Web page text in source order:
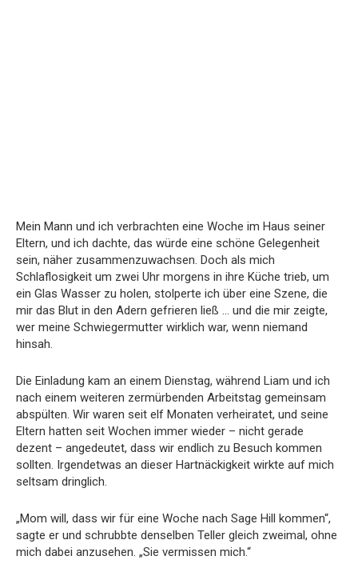
Mein Mann und ich verbrachten eine Woche im Haus seiner
Eltern, und ich dachte, das würde eine schöne Gelegenheit
sein, näher zusammenzuwachsen. Doch als mich
Schlaflosigkeit um zwei Uhr morgens in ihre Küche trieb, um
ein Glas Wasser zu holen, stolperte ich über eine Szene, die
mir das Blut in den Adern gefrieren ließ … und die mir zeigte,
wer meine Schwiegermutter wirklich war, wenn niemand
hinsah.
Die Einladung kam an einem Dienstag, während Liam und ich
nach einem weiteren zermürbenden Arbeitstag gemeinsam
abspülten. Wir waren seit elf Monaten verheiratet, und seine
Eltern hatten seit Wochen immer wieder – nicht gerade
dezent – angedeutet, dass wir endlich zu Besuch kommen
sollten. Irgendetwas an dieser Hartnäckigkeit wirkte auf mich
seltsam dringlich.
„Mom will, dass wir für eine Woche nach Sage Hill kommen“,
sagte er und schrubbte denselben Teller gleich zweimal, ohne
mich dabei anzusehen. „Sie vermissen mich.“